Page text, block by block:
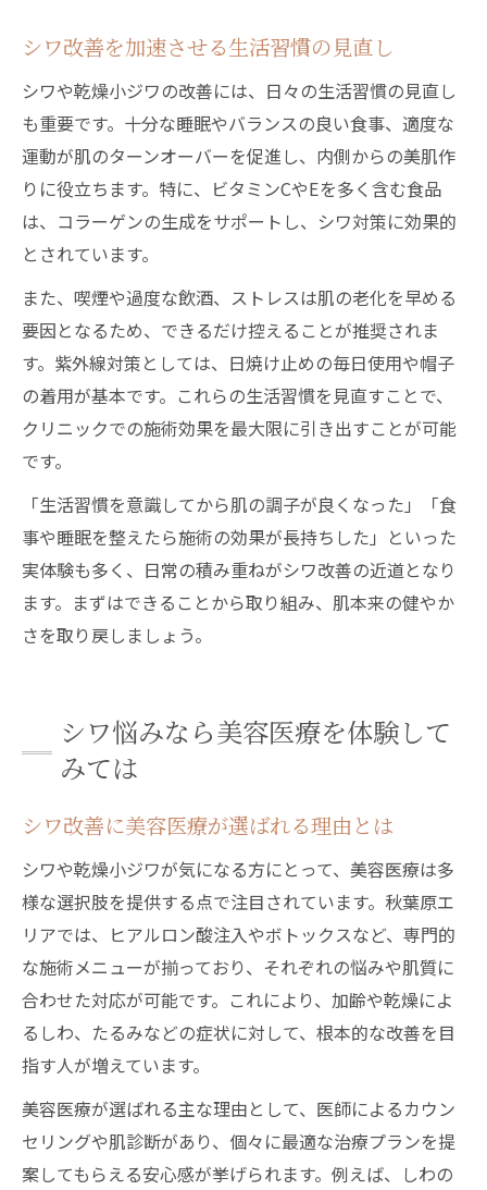
シワ改善を加速させる生活習慣の見直し
シワや乾燥小ジワの改善には、日々の生活習慣の見直し
も重要です。十分な睡眠やバランスの良い食事、適度な
運動が肌のターンオーバーを促進し、内側からの美肌作
りに役立ちます。特に、ビタミンCやEを多く含む食品
は、コラーゲンの生成をサポートし、シワ対策に効果的
とされています。
また、喫煙や過度な飲酒、ストレスは肌の老化を早める
要因となるため、できるだけ控えることが推奨されま
す。紫外線対策としては、日焼け止めの毎日使用や帽子
の着用が基本です。これらの生活習慣を見直すことで、
クリニックでの施術効果を最大限に引き出すことが可能
です。
「生活習慣を意識してから肌の調子が良くなった」「食
事や睡眠を整えたら施術の効果が長持ちした」といった
実体験も多く、日常の積み重ねがシワ改善の近道となり
ます。まずはできることから取り組み、肌本来の健やか
さを取り戻しましょう。
シワ悩みなら美容医療を体験して
みては
シワ改善に美容医療が選ばれる理由とは
シワや乾燥小ジワが気になる方にとって、美容医療は多
様な選択肢を提供する点で注目されています。秋葉原エ
リアでは、ヒアルロン酸注入やボトックスなど、専門的
な施術メニューが揃っており、それぞれの悩みや肌質に
合わせた対応が可能です。これにより、加齢や乾燥によ
るしわ、たるみなどの症状に対して、根本的な改善を目
指す人が増えています。
美容医療が選ばれる主な理由として、医師によるカウン
セリングや肌診断があり、個々に最適な治療プランを提
案してもらえる安心感が挙げられます。例えば、しわの